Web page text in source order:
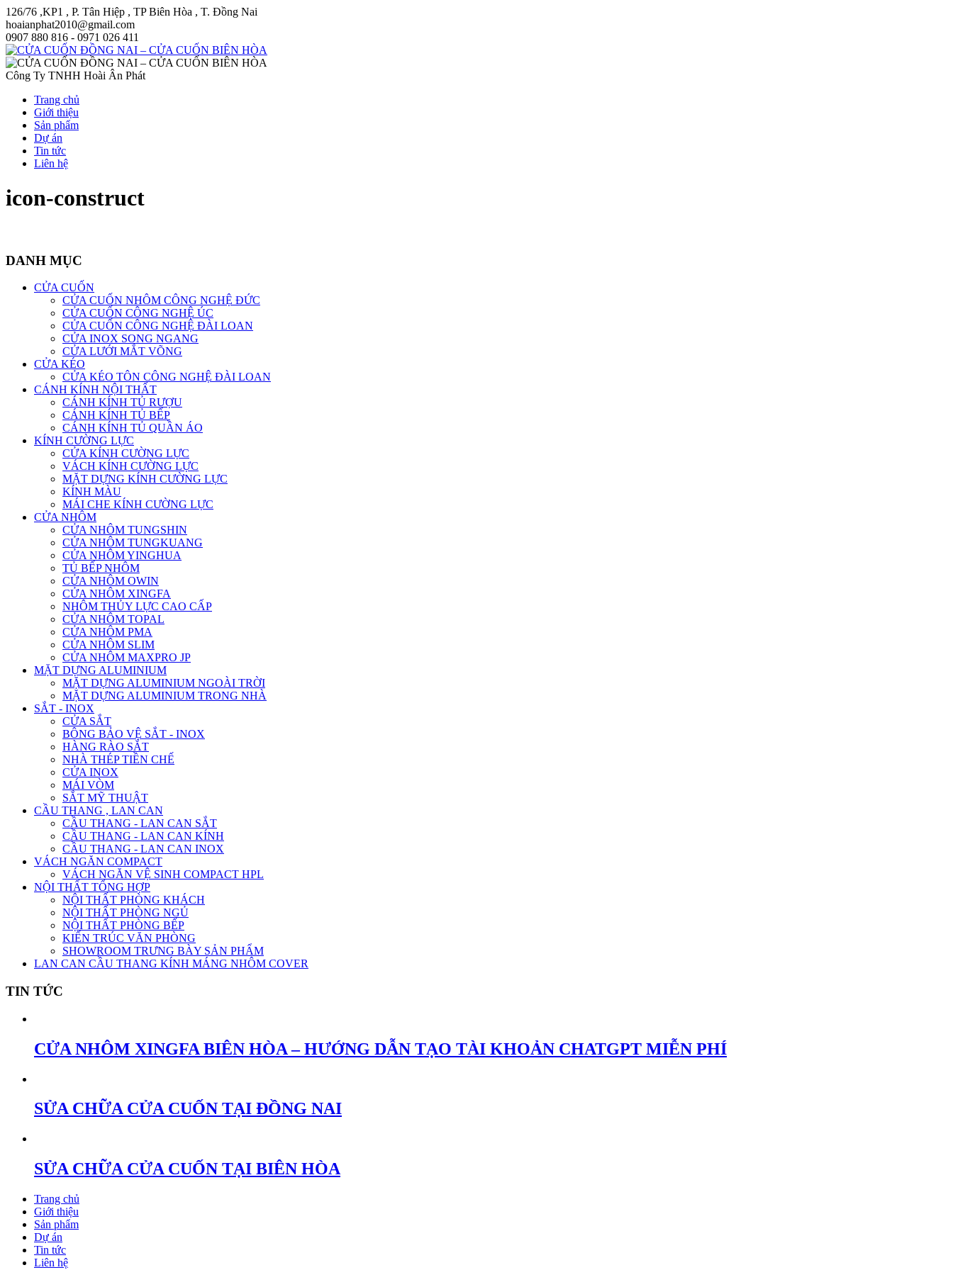
126/76 ,KP1 , P. Tân Hiệp , TP Biên Hòa , T. Đồng Nai
hoaianphat2010@gmail.com
0907 880 816 - 0971 026 411
Công Ty TNHH Hoài Ân Phát
Trang chủ
Giới thiệu
Sản phẩm
Dự án
Tin tức
Liên hệ
icon-construct
DANH MỤC
CỬA CUỐN
CỬA CUỐN NHÔM CÔNG NGHỆ ĐỨC
CỬA CUỐN CÔNG NGHỆ ÚC
CỬA CUỐN CÔNG NGHỆ ĐÀI LOAN
CỬA INOX SONG NGANG
CỬA LƯỚI MẮT VÕNG
CỬA KÉO
CỬA KÉO TÔN CÔNG NGHỆ ĐÀI LOAN
CÁNH KÍNH NỘI THẤT
CÁNH KÍNH TỦ RƯỢU
CÁNH KÍNH TỦ BẾP
CÁNH KÍNH TỦ QUẦN ÁO
KÍNH CƯỜNG LỰC
CỬA KÍNH CƯỜNG LỰC
VÁCH KÍNH CƯỜNG LỰC
MẶT DỰNG KÍNH CƯỜNG LỰC
KÍNH MÀU
MÁI CHE KÍNH CƯỜNG LỰC
CỬA NHÔM
CỬA NHÔM TUNGSHIN
CỬA NHÔM TUNGKUANG
CỬA NHÔM YINGHUA
TỦ BẾP NHÔM
CỬA NHÔM OWIN
CỬA NHÔM XINGFA
NHÔM THỦY LỰC CAO CẤP
CỬA NHÔM TOPAL
CỬA NHÔM PMA
CỬA NHÔM SLIM
CỬA NHÔM MAXPRO JP
MẶT DỰNG ALUMINIUM
MẶT DỰNG ALUMINIUM NGOÀI TRỜI
MẶT DỰNG ALUMINIUM TRONG NHÀ
SẮT - INOX
CỬA SẮT
BÔNG BẢO VỆ SẮT - INOX
HÀNG RÀO SẮT
NHÀ THÉP TIỀN CHẾ
CỬA INOX
MÁI VÒM
SẮT MỸ THUẬT
CẦU THANG , LAN CAN
CẦU THANG - LAN CAN SẮT
CẦU THANG - LAN CAN KÍNH
CẦU THANG - LAN CAN INOX
VÁCH NGĂN COMPACT
VÁCH NGĂN VỆ SINH COMPACT HPL
NỘI THẤT TỔNG HỢP
NỘI THẤT PHÒNG KHÁCH
NỘI THẤT PHÒNG NGỦ
NỘI THẤT PHÒNG BẾP
KIẾN TRÚC VĂN PHÒNG
SHOWROOM TRƯNG BÀY SẢN PHẨM
LAN CAN CẦU THANG KÍNH MÁNG NHÔM COVER
TIN TỨC
CỬA NHÔM XINGFA BIÊN HÒA – HƯỚNG DẪN TẠO TÀI KHOẢN CHATGPT MIỄN PHÍ
SỬA CHỮA CỬA CUỐN TẠI ĐỒNG NAI
SỬA CHỮA CỬA CUỐN TẠI BIÊN HÒA
Trang chủ
Giới thiệu
Sản phẩm
Dự án
Tin tức
Liên hệ